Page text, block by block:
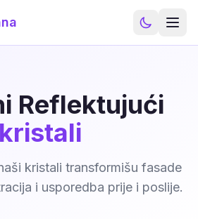
Reflektujući
kristali
kristali transformišu fasade
i usporedba prije i poslije.